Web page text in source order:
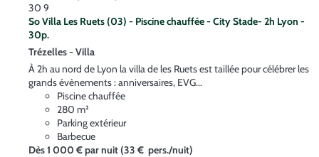
30 9
So Villa Les Ruets (03) - Piscine chauffée - City Stade- 2h Lyon -
30p.
Trézelles - Villa
À 2h au nord de Lyon la villa de les Ruets est taillée pour célébrer les
grands évènements : anniversaires, EVG...
Piscine chauffée
280 m²
Parking extérieur
Barbecue
Dès1 000 €par nuit(33 € pers./nuit)